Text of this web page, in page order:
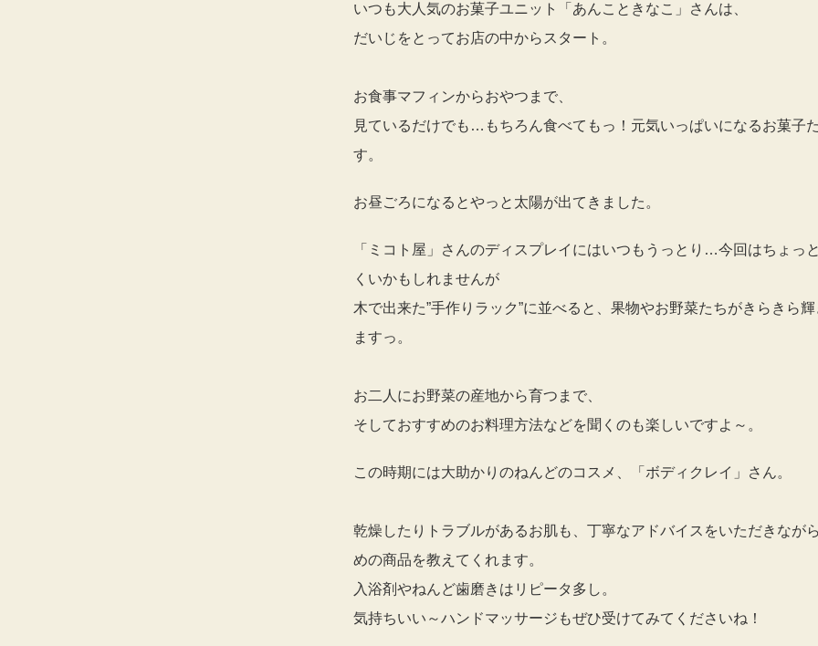
いつも大人気のお菓子ユニット「あんこときなこ」さんは、
だいじをとってお店の中からスタート。
お食事マフィンからおやつまで、
見ているだけでも…もちろん食べてもっ！元気いっぱいになるお菓子
す。
お昼ごろになるとやっと太陽が出てきました。
「ミコト屋」さんのディスプレイにはいつもうっとり…今回はちょっ
くいかもしれませんが
木で出来た”手作りラック”に並べると、果物やお野菜たちがきらきら
ますっ。
お二人にお野菜の産地から育つまで、
そしておすすめのお料理方法などを聞くのも楽しいですよ～。
この時期には大助かりのねんどのコスメ、「ボディクレイ」さん。
乾燥したりトラブルがあるお肌も、丁寧なアドバイスをいただきなが
めの商品を教えてくれます。
入浴剤やねんど歯磨きはリピータ多し。
気持ちいい～ハンドマッサージもぜひ受けてみてくださいね！